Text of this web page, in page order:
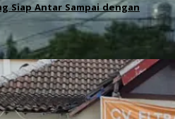
Siap Antar Sampai dengan